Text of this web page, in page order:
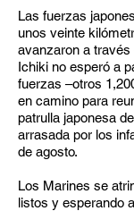
Las fuerzas
unos veinte
avanzaron a
Ichiki no esperó a
fuerzas –otros
en camino para
patrulla japonesa
arrasada por los
de agosto.
Los Marines se
listos y esperando